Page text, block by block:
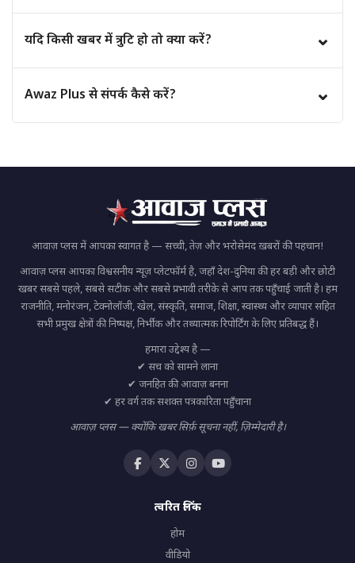
हैं और दूसरों तक जानकारी पहुँचा सकते हैं।
यदि किसी खबर में त्रुटि हो तो क्या करें? ⌄
संपर्क कर सकते हैं। हमारी टीम उसकी समीक्षा करके आवश्यक सुधार
करेगी।
Awaz Plus से संपर्क कैसे करें? ⌄
आवाज़ प्लस में आपका स्वागत है — सच्ची, तेज़ और भरोसेमंद ख़बरों की पहचान!
आवाज़ प्लस आपका विश्वसनीय न्यूज़ प्लेटफॉर्म है, जहाँ देश-दुनिया की हर बड़ी और छोटी
खबर सबसे पहले, सबसे सटीक और सबसे प्रभावी तरीके से आप तक पहुँचाई जाती है। हम
राजनीति, मनोरंजन, टेक्नोलॉजी, खेल, संस्कृति, समाज, शिक्षा, स्वास्थ्य और व्यापार सहित
सभी प्रमुख क्षेत्रों की निष्पक्ष, निर्भीक और तथ्यात्मक रिपोर्टिंग के लिए प्रतिबद्ध हैं।
हमारा उद्देश्य है —
✔ सच को सामने लाना
✔ जनहित की आवाज़ बनना
✔ हर वर्ग तक सशक्त पत्रकारिता पहुँचाना
आवाज़ प्लस — क्योंकि खबर सिर्फ़ सूचना नहीं, ज़िम्मेदारी है।
त्वरित लिंक
होम
वीडियो